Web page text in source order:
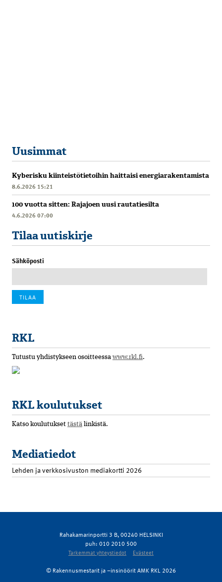
Uusimmat
Kyberisku kiinteistötietoihin haittaisi energiarakentamista
8.6.2026 15:21
100 vuotta sitten: Rajajoen uusi rautatiesilta
4.6.2026 07:00
Tilaa uutiskirje
Sähköposti
RKL
Tutustu yhdistykseen osoitteessa www.rkl.fi.
RKL koulutukset
Katso koulutukset tästä linkistä.
Mediatiedot
Lehden ja verkkosivuston mediakortti 2026
Rahakamarinportti 3 B, 00240 HELSINKI
puh: 010 2010 500
Tarkemmat yhteystiedot Evästeet
© Rakennusmestarit ja –insinöörit AMK RKL 2026